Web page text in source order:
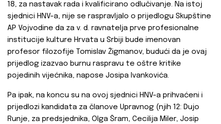
18, za nastavak rada i kvalificirano odlučivanje. Na istoj
sjednici HNV-a, nije se raspravljalo o prijedlogu Skupštine
AP Vojvodine da za v. d. ravnatelja prve profesionalne
institucije kulture Hrvata u Srbiji bude imenovan
profesor filozofije Tomislav Žigmanov, budući da je ovaj
prijedlog izazvao burnu raspravu te oštre kritike
pojedinih vijećnika, napose Josipa Ivankovića.
Pa ipak, na koncu su na ovoj sjednici HNV-a prihvaćeni i
prijedlozi kandidata za članove Upravnog (njih 12: Dujo
Runje, za predsjednika, Olga Šram, Cecilija Miler, Josip